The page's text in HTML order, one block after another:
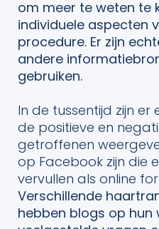
om meer te weten te
individuele aspecten
procedure. Er zijn
andere
gebruiken.
In de tussentijd zijn
de positieve en
getroffenen
op Facebook zijn die
vervullen als online
Verschillende
hebben blogs op hun